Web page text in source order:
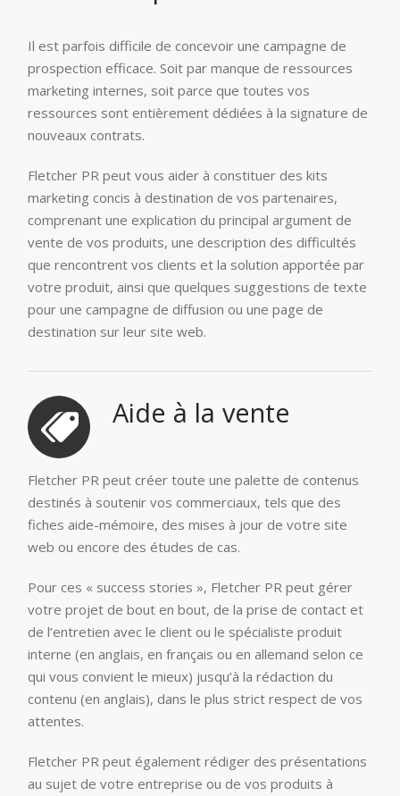
Il est parfois difficile de concevoir une campagne de
prospection efficace. Soit par manque de ressources
marketing internes, soit parce que toutes vos
ressources sont entièrement dédiées à la signature de
nouveaux contrats.
Fletcher PR peut vous aider à constituer des kits
marketing concis à destination de vos partenaires,
comprenant une explication du principal argument de
vente de vos produits, une description des difficultés
que rencontrent vos clients et la solution apportée par
votre produit, ainsi que quelques suggestions de texte
pour une campagne de diffusion ou une page de
destination sur leur site web.
Aide à la vente
Fletcher PR peut créer toute une palette de contenus
destinés à soutenir vos commerciaux, tels que des
fiches aide-mémoire, des mises à jour de votre site
web ou encore des études de cas.
Pour ces « success stories », Fletcher PR peut gérer
votre projet de bout en bout, de la prise de contact et
de l’entretien avec le client ou le spécialiste produit
interne (en anglais, en français ou en allemand selon ce
qui vous convient le mieux) jusqu’à la rédaction du
contenu (en anglais), dans le plus strict respect de vos
attentes.
Fletcher PR peut également rédiger des présentations
au sujet de votre entreprise ou de vos produits à